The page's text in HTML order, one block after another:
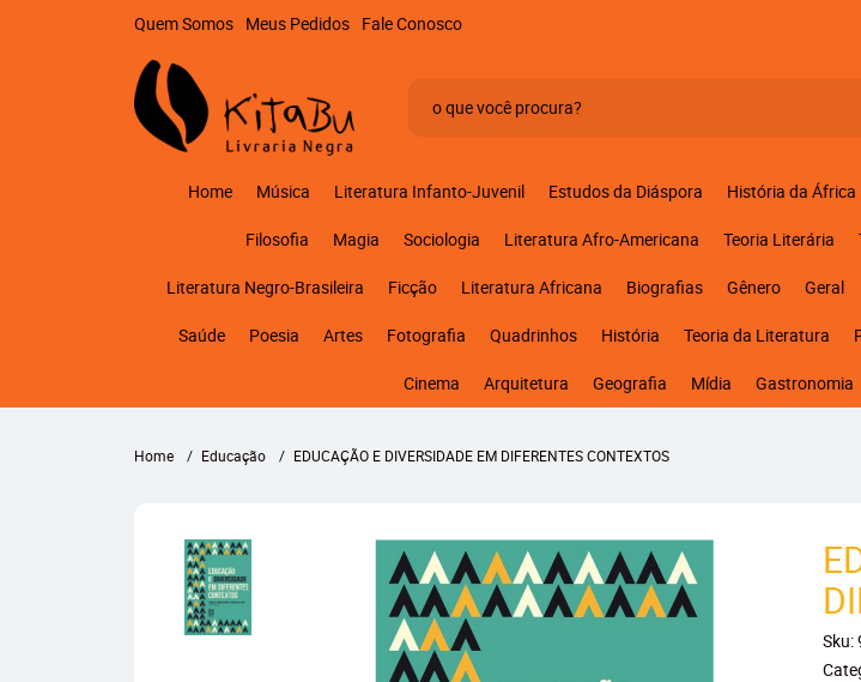
Quem Somos Meus Pedidos Fale Conosco
Home Música Literatura Infanto-Juvenil Estudos da Diáspora História da África
Filosofia Magia Sociologia Literatura Afro-Americana Teoria Literária
Literatura Negro-Brasileira Ficção Literatura Africana Biografias Gênero Geral
Saúde Poesia Artes Fotografia Quadrinhos História Teoria da Literatura
Cinema Arquitetura Geografia Mídia Gastronomia
Home Educação EDUCAÇÃO E DIVERSIDADE EM DIFERENTES CONTEXTOS
Sku: